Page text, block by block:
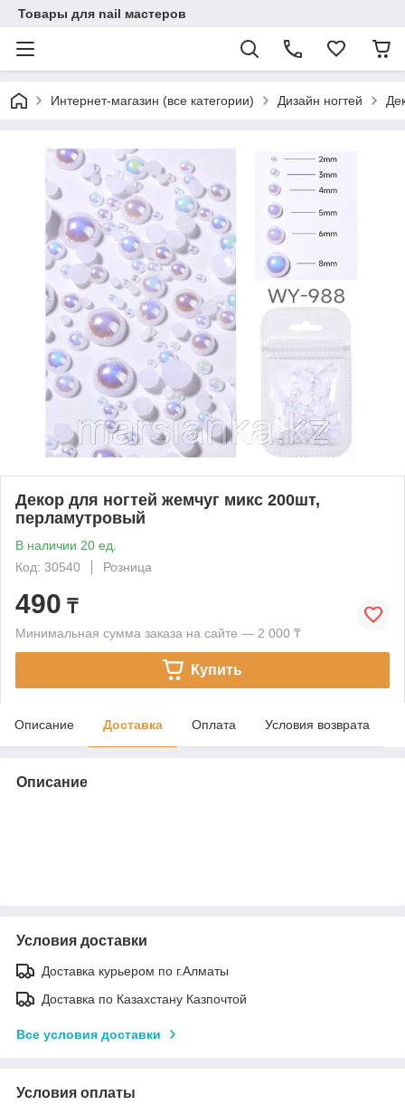
Товары для nail мастеров
Интернет-магазин (все категории) Дизайн ногтей
Декор для ногтей жемчуг микс 200шт,
перламутровый
В наличии 20 ед.
Код: 30540
Розница
490 ₸
Минимальная сумма заказа на сайте — 2 000 ₸
Купить
Описание Доставка Оплата Условия возврата
Описание
Условия доставки
Доставка курьером по г.Алматы
Доставка по Казахстану Казпочтой
Все условия доставки
Условия оплаты